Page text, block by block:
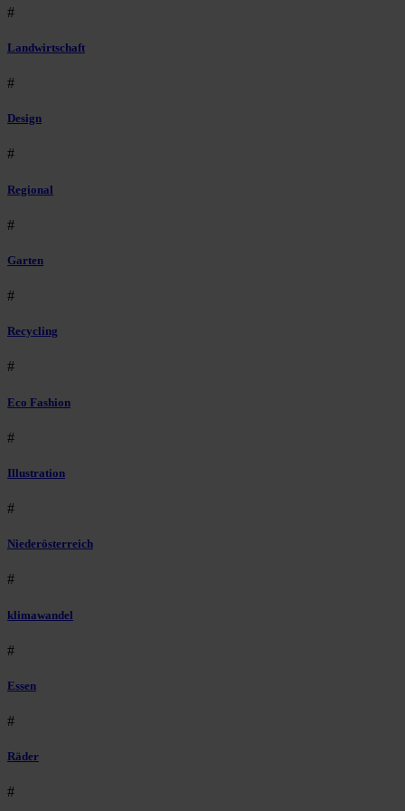
#
Landwirtschaft
#
Design
#
Regional
#
Garten
#
Recycling
#
Eco Fashion
#
Illustration
#
Niederösterreich
#
klimawandel
#
Essen
#
Räder
#